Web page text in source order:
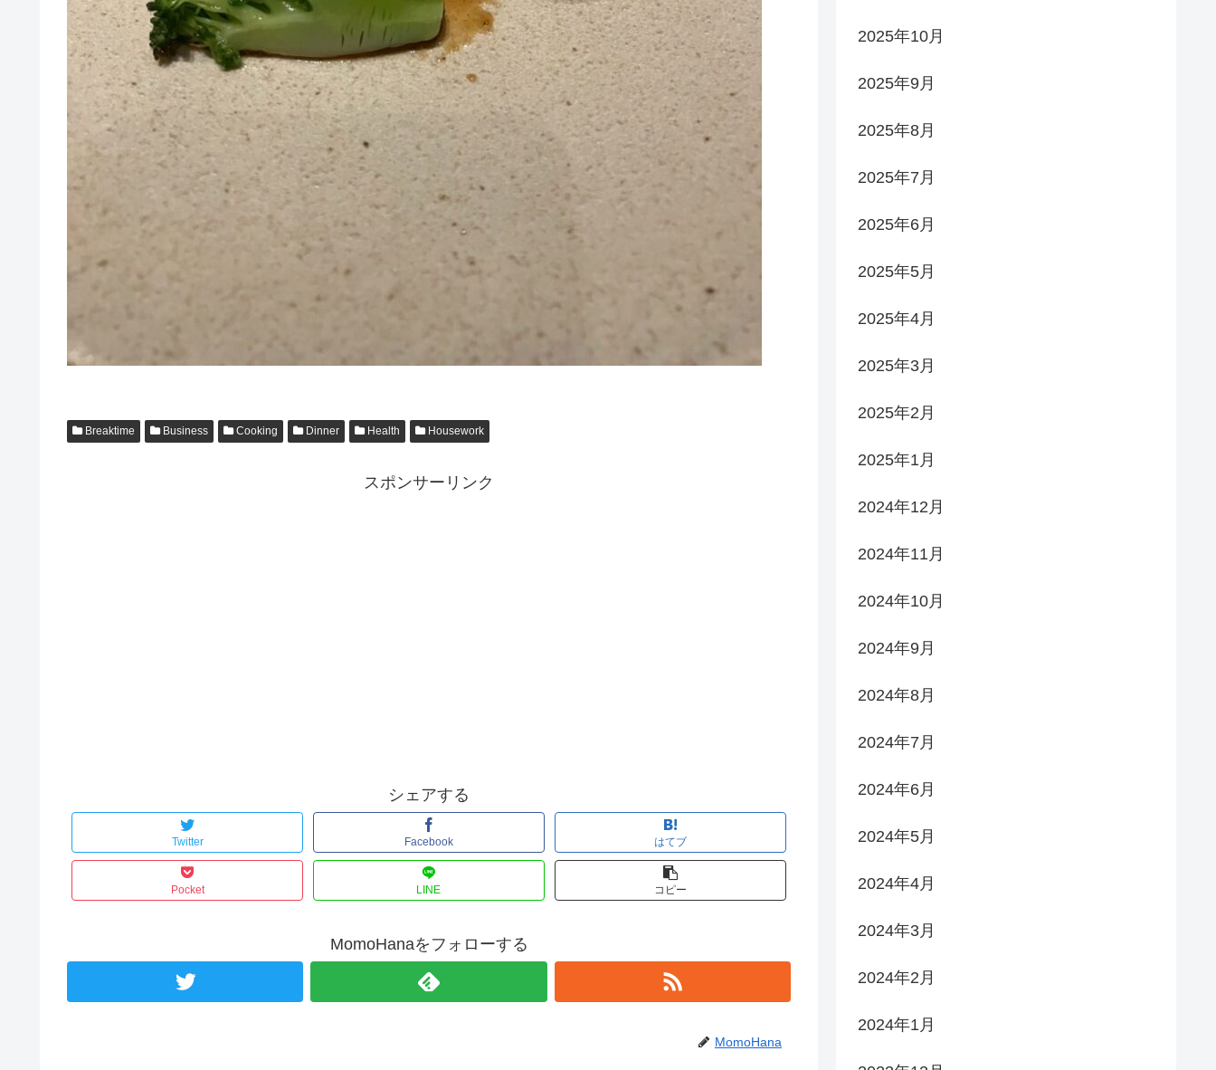
Breaktime Business Cooking Dinner Health Housework
スポンサーリンク
シェアする
Twitter Facebook はてブ
Pocket LINE コピー
MomoHanaをフォローする
MomoHana
2025年10月
2025年9月
2025年8月
2025年7月
2025年6月
2025年5月
2025年4月
2025年3月
2025年2月
2025年1月
2024年12月
2024年11月
2024年10月
2024年9月
2024年8月
2024年7月
2024年6月
2024年5月
2024年4月
2024年3月
2024年2月
2024年1月